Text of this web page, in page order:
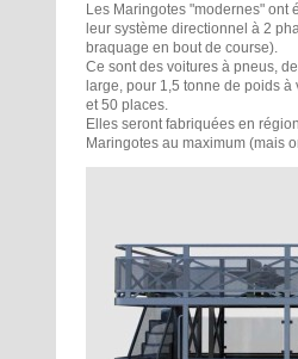
Les Maringotes "modernes" ont
leur système directionnel à 2
braquage en bout de course).
Ce sont des voitures à pneus,
large, pour 1,5 tonne de poids
et 50 places.
Elles seront fabriquées en
Maringotes au maximum (mais